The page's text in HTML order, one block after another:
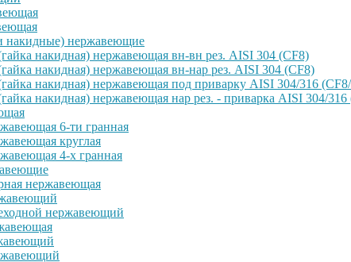
накидные) нержавеющие
накидная) нержавеющая вн-вн рез. AISI 304 (CF8)
накидная) нержавеющая вн-нар рез. AISI 304 (CF8)
накидная) нержавеющая под приварку AISI 304/316
накидная) нержавеющая нар рез. - приварка AISI 304/
6-ти гранная
круглая
4-х гранная
нержавеющая
нержавеющий